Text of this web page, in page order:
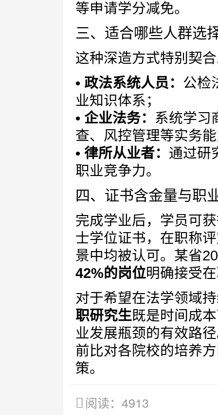
等申请学分减免。
三、适合哪些人群选
这种深造方式特别契
• 政法系统人员： 公检
业知识体系；
• 企业法务： 系统学习
查、风控管理等实务
• 律所从业者： 通过研
职业竞争力。
四、证书含金量与职
完成学业后，学员可
士学位证书，在职称
景中均被认可。某省
42%的岗位明确接受
对于希望在法学领域
职研究生既是时间成
业发展瓶颈的有效路
前比对各院校的培养
策。
阅读：4913